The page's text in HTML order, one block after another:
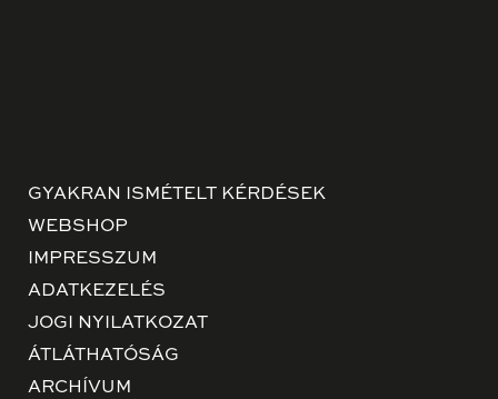
GYAKRAN ISMÉTELT KÉRDÉSEK
WEBSHOP
IMPRESSZUM
ADATKEZELÉS
JOGI NYILATKOZAT
ÁTLÁTHATÓSÁG
ARCHÍVUM